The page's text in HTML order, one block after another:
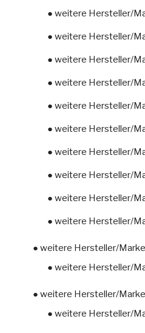
● weitere Hersteller/
● weitere Hersteller/
● weitere Hersteller/
● weitere Hersteller/
● weitere Hersteller/
● weitere Hersteller/
● weitere Hersteller/
● weitere Hersteller/
● weitere Hersteller/
● weitere Hersteller/
● weitere Hersteller/
● weitere Hersteller/
● weitere Hersteller/
● weitere Hersteller/